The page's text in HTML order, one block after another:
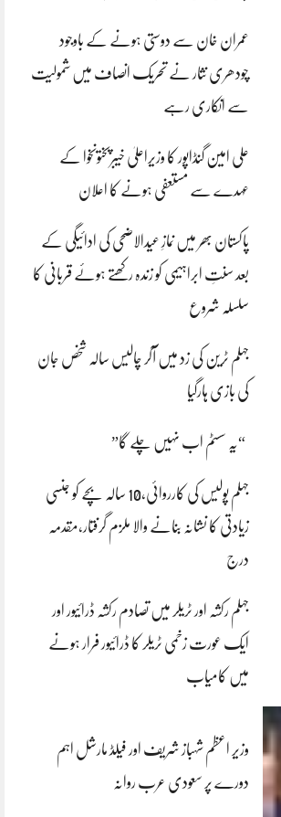
عمران خان سے دوستی ہونے کے باوجود
چودھری نثار نے تحریک انصاف میں شمولیت
سے انکاری رہے
علی امین گنڈاپور کا وزیراعلیٰ خیبرپختونخوا کے
عہدے سے مستعفی ہونے کا اعلان
پاکستان بھر میں نمازِ عیدالاضحی کی ادائیگی کے
بعد سنتِ ابراہیمی کو زندہ رکھتے ہوئے قربانی کا
سلسلہ شروع
جہلم ٹرین کی زد میں آکر چالیس سالہ شخص جان
کی بازی ہارگیا
“یہ سسٹم اب نہیں چلے گا”
جہلم پولیس کی کارروائی،10 سالہ بچے کو جنسی
زیادتی کا نشانہ بنانے والا ملزم گرفتار،مقدمہ
درج
جہلم رکشہ اور ٹریلر میں تصادم رکشہ ڈرائیور اور
ایک عورت زخمی ٹریلر کا ڈرائیور فرار ہونے
میں کامیاب
وزیر اعظم شہباز شریف اور فیلڈ مارشل اہم
دورے پر سعودی عرب روانہ